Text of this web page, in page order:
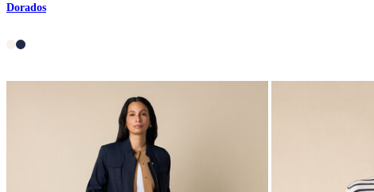
Dorados